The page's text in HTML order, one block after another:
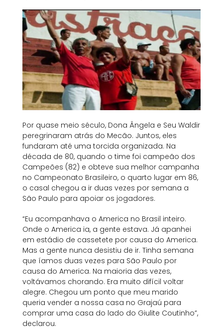
Por quase meio século, Dona Ângela e Seu Waldir
peregrinaram atrás do Mecão. Juntos, eles
fundaram até uma torcida organizada. Na
década de 80, quando o time foi campeão dos
Campeões (82) e obteve sua melhor campanha
no Campeonato Brasileiro, o quarto lugar em 86,
o casal chegou a ir duas vezes por semana a
São Paulo para apoiar os jogadores.
“Eu acompanhava o America no Brasil inteiro.
Onde o America ia, a gente estava. Já apanhei
em estádio de cassetete por causa do America.
Mas a gente nunca desistiu de ir. Tinha semana
que íamos duas vezes para São Paulo por
causa do America. Na maioria das vezes,
voltávamos chorando. Era muito difícil voltar
alegre. Chegou um ponto que meu marido
queria vender a nossa casa no Grajaú para
comprar uma casa do lado do Giulite Coutinho”,
declarou.